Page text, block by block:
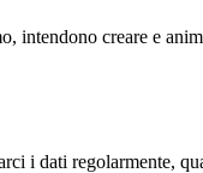
creare e
i dati regolarmente,